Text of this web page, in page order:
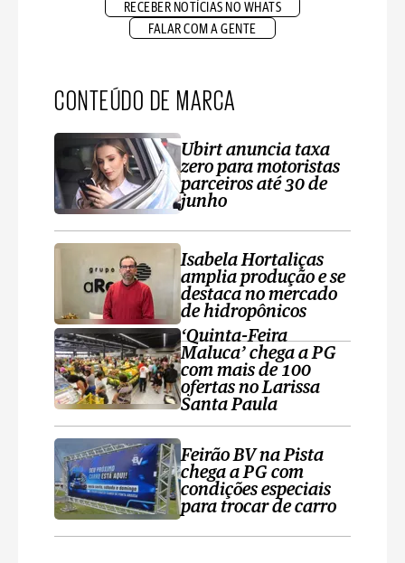
RECEBER NOTÍCIAS NO WHATS
FALAR COM A GENTE
CONTEÚDO DE MARCA
Ubirt anuncia taxa
zero para motoristas
parceiros até 30 de
junho
Isabela Hortaliças
amplia produção e se
destaca no mercado
de hidropônicos
‘Quinta-Feira
Maluca’ chega a PG
com mais de 100
ofertas no Larissa
Santa Paula
Feirão BV na Pista
chega a PG com
condições especiais
para trocar de carro